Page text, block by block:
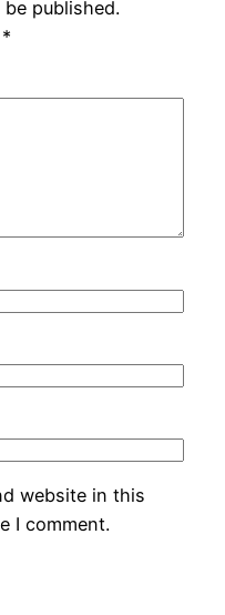
published.
*
website in this
I comment.